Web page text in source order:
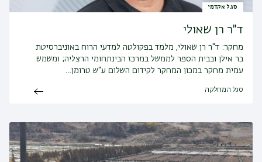
סגל אקדמי
ד"ר רן שאולי
מחקר: ד"ר רן שאולי, מלמד בפקולטה למדעי הרוח באוניברסיטת
בר אילן ובבית הספר לממשל במרכז הבינתחומי הרצליה; ומשמש
עמית מחקר במכון המחקר לקידום השלום ע"ש טרומן…
סגל המחלקה